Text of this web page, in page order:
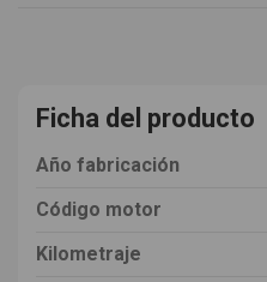
Ficha del producto
Año fabricación
Código motor
Kilometraje